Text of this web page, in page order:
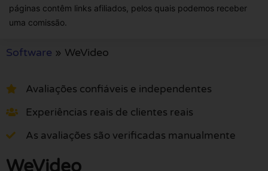
páginas contêm links afiliados, pelos quais podemos receber
uma comissão.
Software » WeVideo
Avaliações confiáveis e independentes
Experiências reais de clientes reais
As avaliações são verificadas manualmente
WeVideo